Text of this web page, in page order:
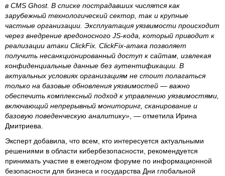
в CMS Ghost. В списке пострадавших числятся как
зарубежный технологический сектор, так и крупные
частные организации. Эксплуатация уязвимости происходит
через внедрение вредоносного JS-кода, который приводит к
реализации атаки ClickFix. ClickFix-атака позволяет
получить несанкционированный доступ к сайтам, извлекая
конфиденциальные данные без аутентификации. В
актуальных условиях организациям не стоит полагаться
только на базовые обновления уязвимостей — важно
обеспечить комплексный подход к управлению уязвимостями,
включающий непрерывный мониторинг, сканирование и
базовую поведенческую аналитику» , — отметила Ирина
Дмитриева.
Эксперт добавила, что всем, кто интересуется актуальными
решениями в области кибербезопасности, рекомендуется
принимать участие в ежегодном форуме по информационной
безопасности для бизнеса и государства Дни глобальной